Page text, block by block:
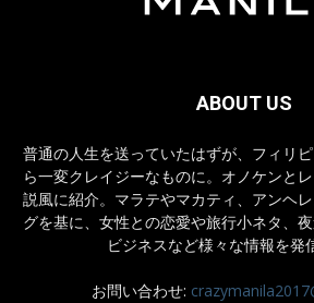
ABOUT US
普通の人生を送っていたはずが、フィリ
ら一変クレイジーなものに。オノケンと
説風に紹介。マラテやマカティ、アンヘ
グを基に、女性との恋愛や旅行小ネタ、
ビジネスなど様々な情報を発
お問い合わせ: